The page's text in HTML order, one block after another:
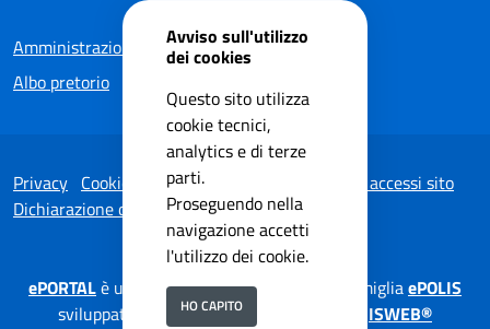
Amministrazione trasparente
Albo pretorio
Privacy Cookie Policy Note legali
Statistiche accessi sito
Dichiarazione di accessibilità
ePORTALè una soluzione applicativa della famigliaePOLIS
sviluppata da
ISWEB S.p.A. ISWEB®
Avviso sull'utilizzo
dei cookies
Questo sito utilizza
cookie tecnici,
analytics e di terze
parti.
Proseguendo nella
navigazione accetti
l'utilizzo dei cookie.
HO CAPITO